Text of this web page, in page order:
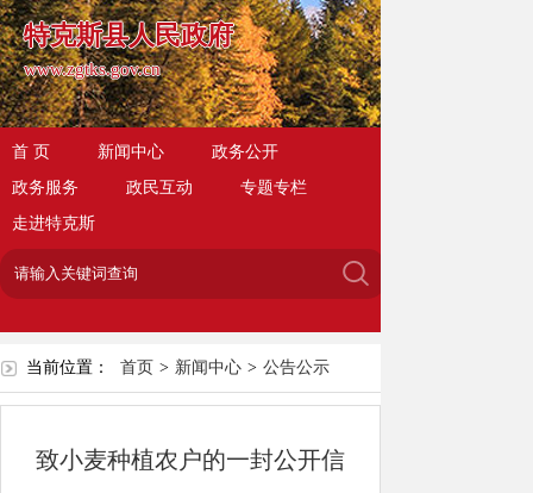
特克斯县人民政府
www.zgtks.gov.cn
首 页 新闻中心
政务公开
政务服务
政民互动
专题专栏
走进特克斯
当前位置： 首页 > 新闻中心 > 公告公示
致小麦种植农户的一封公开信